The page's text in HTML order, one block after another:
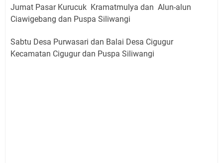
Jumat Pasar Kurucuk Kramatmulya dan Alun-alun
Ciawigebang dan Puspa Siliwangi
Sabtu Desa Purwasari dan Balai Desa Cigugur
Kecamatan Cigugur dan Puspa Siliwangi